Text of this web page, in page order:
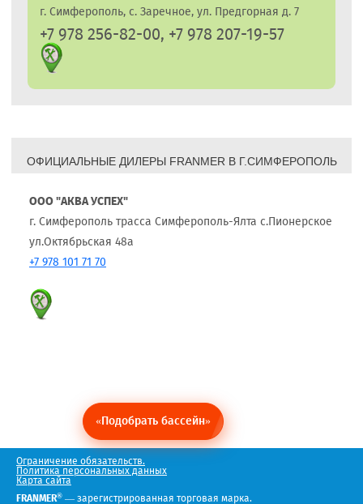
г. Симферополь, с. Заречное, ул. Предгорная д. 7
+7 978 256-82-00, +7 978 207-19-57
ОФИЦИАЛЬНЫЕ ДИЛЕРЫ FRANMER В Г.СИМФЕРОПОЛЬ
ООО "АКВА УСПЕХ"
г. Симферополь трасса Симферополь-Ялта с.Пионерское
ул.Октябрьская 48а
+7 978 101 71 70
«Подобрать бассейн»
Ограничение обязательств.
Политика персональных данных
Карта сайта
FRANMER® — зарегистрированная торговая марка.